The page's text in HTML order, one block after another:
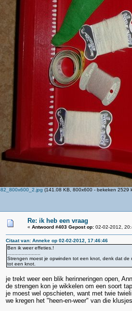
(141.08 KB, 800x600 - bekeken 2529
Re: ik heb een vraag
« Antwoord #403 Gepost op:02-02-2012,
Citaat van: Anneke op 02-02-2012, 17:46:46
Ben ik weer effeties.!
Strengen moest je opwinden tot een knot, denk dat
tot een knot.
je trekt weer een blik herinneringen open,
de strengen kon je wikkelen om een soort
je moest wel opschieten, want met twie
we kregen het "heen-en-weer" van die